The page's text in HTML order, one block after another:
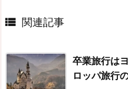
 関連記事
卒業旅行は
ロッパ旅行